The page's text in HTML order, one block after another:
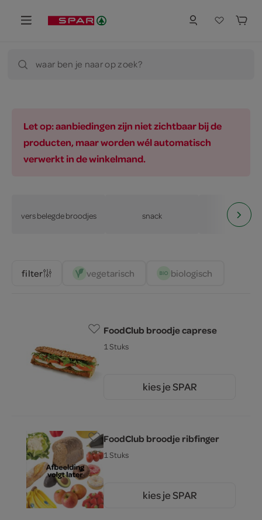
waar ben je naar op zoek?
Let op: aanbiedingen zijn niet zichtbaar bij de
producten, maar worden wél automatisch
verwerkt in de winkelmand.
vers belegde broodjes snack snacks
vegetarisch biologisch
filter
FoodClub broodje caprese
1 Stuks
kies je SPAR
FoodClub broodje ribfinger
1 Stuks
kies je SPAR